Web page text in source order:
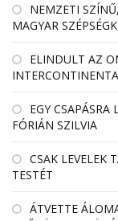
NEMZETI
MAGYAR
ELINDULT AZ
EGY
FÓRIÁN SZILVIA
CSAK LEVELEK
TESTÉT
ÁTVETTE